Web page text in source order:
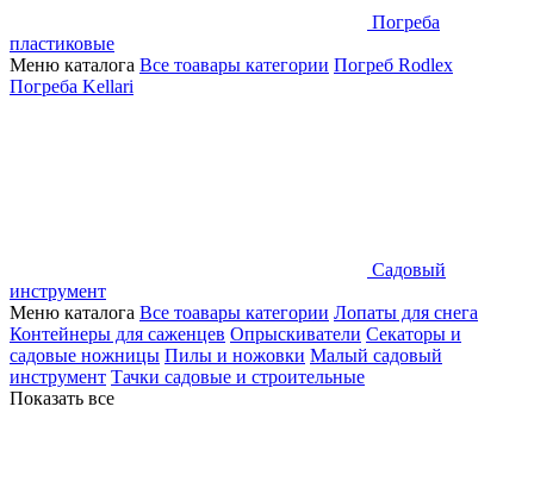
Погреба
пластиковые
Меню каталога Все тоавары категории Погреб Rodlex
Погреба Kellari
Садовый
инструмент
Меню каталога Все тоавары категории Лопаты для снега
Контейнеры для саженцев Опрыскиватели Секаторы и
садовые ножницы Пилы и ножовки Малый садовый
инструмент Тачки садовые и строительные
Показать все